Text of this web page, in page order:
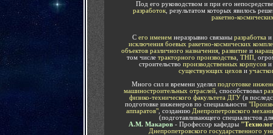
Под его руководством и при его
разработок , результатом которых явилось
ракетно-
С его именемнеразрывно связаны разработка и
исключения боевых ракетно-космических
объектов различного назначения, развитиеи
том числе тракторного производства ТНП,
строительство производственных корпусови
существующих цехов и
Много сил и времени уделял подготовке
машиностроительных отраслей, способствовал
физико-технического факультета ДГУ (в
подготовке инженеров по специальности
аппаратов" , созданию Днепропетровского
(подготавливающего специалистов
А.М. Макаров- Профессор кафедры
Днепропетровского государственного